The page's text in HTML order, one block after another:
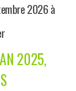
2026 à
2025,